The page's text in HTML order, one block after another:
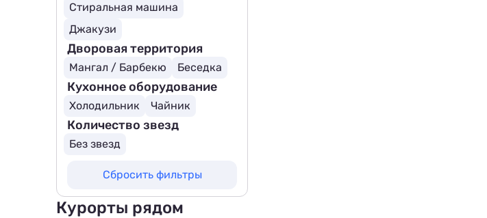
Стиральная машина
Джакузи
Дворовая территория
Мангал / Барбекю Беседка
Кухонное оборудование
Холодильник Чайник
Количество звезд
Без звезд
Сбросить фильтры
Курорты рядом